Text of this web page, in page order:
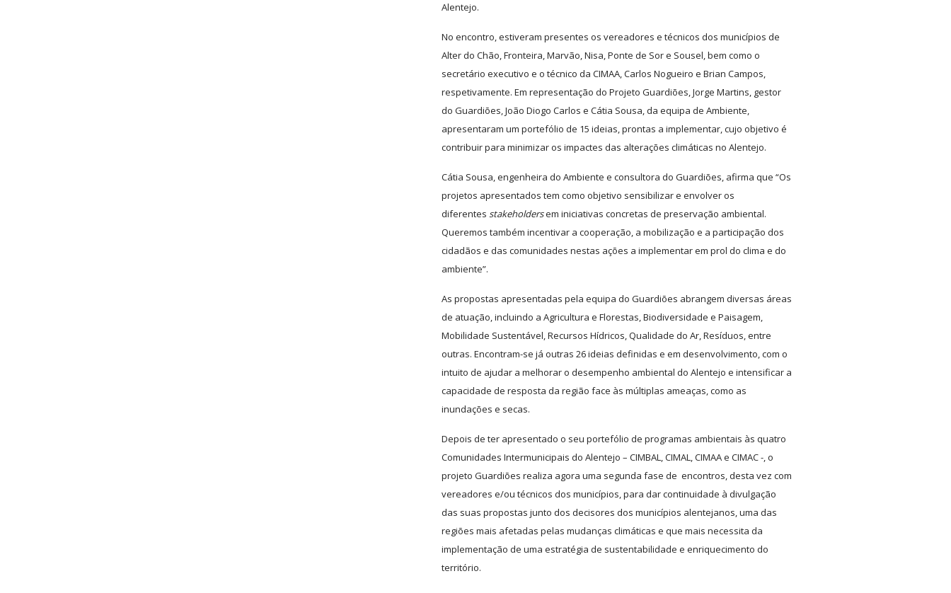
Alentejo.
No encontro, estiveram presentes os vereadores e técnicos dos municípios de
Alter do Chão, Fronteira, Marvão, Nisa, Ponte de Sor e Sousel, bem como o
secretário executivo e o técnico da CIMAA, Carlos Nogueiro e Brian Campos,
respetivamente. Em representação do Projeto Guardiões, Jorge Martins, gestor
do Guardiões, João Diogo Carlos e Cátia Sousa, da equipa de Ambiente,
apresentaram um portefólio de 15 ideias, prontas a implementar, cujo objetivo é
contribuir para minimizar os impactes das alterações climáticas no Alentejo.
Cátia Sousa, engenheira do Ambiente e consultora do Guardiões, afirma que “Os
projetos apresentados tem como objetivo sensibilizar e envolver os
diferentes stakeholdersem iniciativas concretas de preservação ambiental.
Queremos também incentivar a cooperação, a mobilização e a participação dos
cidadãos e das comunidades nestas ações a implementar em prol do clima e do
ambiente”.
As propostas apresentadas pela equipa do Guardiões abrangem diversas áreas
de atuação, incluindo a Agricultura e Florestas, Biodiversidade e Paisagem,
Mobilidade Sustentável, Recursos Hídricos, Qualidade do Ar, Resíduos, entre
outras. Encontram-se já outras 26 ideias definidas e em desenvolvimento, com o
intuito de ajudar a melhorar o desempenho ambiental do Alentejo e intensificar a
capacidade de resposta da região face às múltiplas ameaças, como as
inundações e secas.
Depois de ter apresentado o seu portefólio de programas ambientais às quatro
Comunidades Intermunicipais do Alentejo – CIMBAL, CIMAL, CIMAA e CIMAC -, o
projeto Guardiões realiza agora uma segunda fase de encontros, desta vez com
vereadores e/ou técnicos dos municípios, para dar continuidade à divulgação
das suas propostas junto dos decisores dos municípios alentejanos, uma das
regiões mais afetadas pelas mudanças climáticas e que mais necessita da
implementação de uma estratégia de sustentabilidade e enriquecimento do
território.